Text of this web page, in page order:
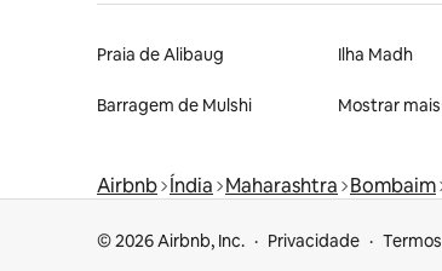
Praia de Alibaug Ilha Madh
Barragem de Mulshi Mostrar mais
Airbnb Índia Maharashtra Bombaim
© 2026 Airbnb, Inc. Privacidade Termos